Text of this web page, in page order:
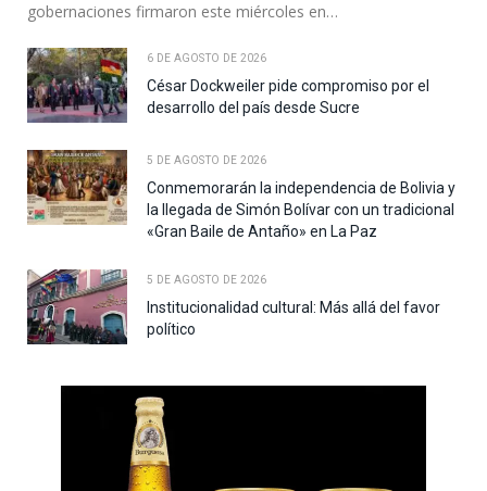
gobernaciones firmaron este miércoles en…
6 DE AGOSTO DE 2026
César Dockweiler pide compromiso por el
desarrollo del país desde Sucre
5 DE AGOSTO DE 2026
Conmemorarán la independencia de Bolivia y
la llegada de Simón Bolívar con un tradicional
«Gran Baile de Antaño» en La Paz
5 DE AGOSTO DE 2026
Institucionalidad cultural: Más allá del favor
político